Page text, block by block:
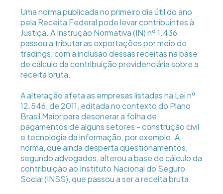
Uma norma publicada no primeiro dia útil do ano
pela Receita Federal pode levar contribuintes à
Justiça. A Instrução Normativa (IN) nº 1.436
passou a tributar as exportações por meio de
tradings, com a inclusão dessas receitas na base
de cálculo da contribuição previdenciária sobre a
receita bruta.
A alteração afeta as empresas listadas na Lei nº
12.546, de 2011, editada no contexto do Plano
Brasil Maior para desonerar a folha de
pagamentos de alguns setores - construção civil
e tecnologia da informação, por exemplo. A
norma, que ainda desperta questionamentos,
segundo advogados, alterou a base de cálculo da
contribuição ao Instituto Nacional do Seguro
Social (INSS), que passou a ser a receita bruta.